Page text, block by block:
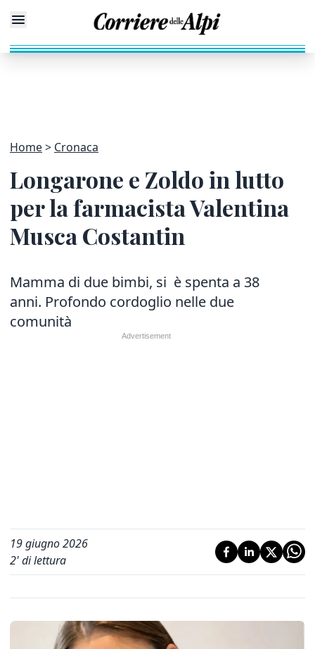
Home Cronaca
Longarone e Zoldo in lutto
per la farmacista Valentina
Musca Costantin
Mamma di due bimbi, si è spenta a 38
anni. Profondo cordoglio nelle due
comunità
19 giugno 2026
2' di lettura